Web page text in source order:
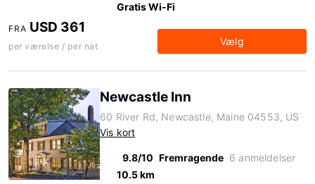
Gratis Wi-Fi
FRA USD 361
per værelse / per nat Vælg
Newcastle Inn
60 River Rd, Newcastle, Maine 04553, US
Vis kort
9.8/10 Fremragende 6 anmeldelser
10.5 km